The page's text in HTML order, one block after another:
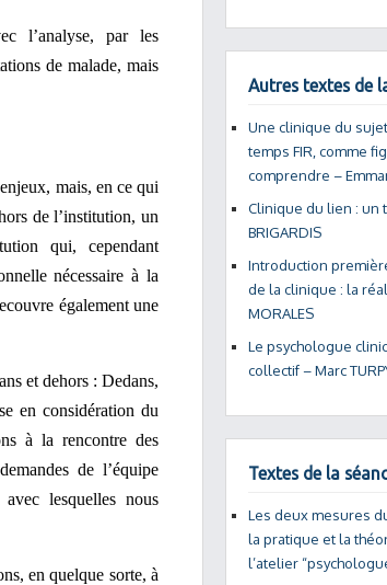
l’analyse, par les
de malade, mais
mais, en ce qui
de l’institution, un
qui, cependant
nécessaire à la
également une
et dehors : Dedans,
en considération du
à la rencontre des
de l’équipe
lesquelles nous
en quelque sorte, à
Autres textes de
Une clinique du
temps FIR, comme
comprendre –
Clinique du lien : un
BRIGARDIS
Introduction
de la clinique : la
MORALES
Le psychologue
collectif – Marc
Textes de la
Les deux mesures
la pratique et la
l’atelier